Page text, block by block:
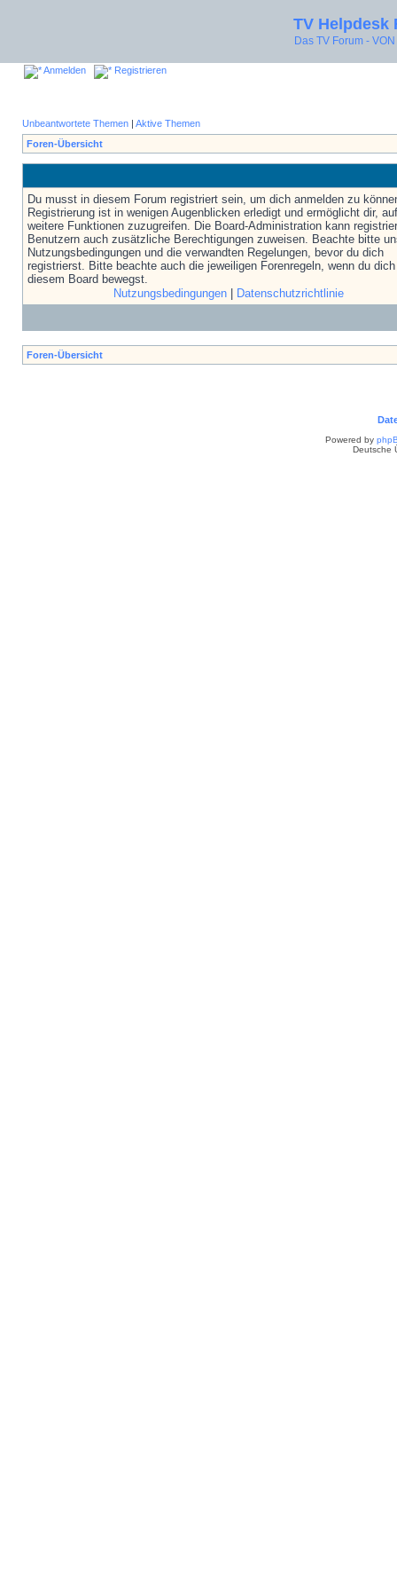
TV Helpdesk
Das TV Forum -
Anmelden Registrieren
Unbeantwortete Themen | Aktive Themen
Foren-Übersicht
Du musst in diesem Forum registriert sein, um dich anmelden zu
Registrierung ist in wenigen Augenblicken erledigt und ermöglicht dir, auf
weitere Funktionen zuzugreifen. Die Board-Administration kann
Benutzern auch zusätzliche Berechtigungen zuweisen. Beachte bitte
Nutzungsbedingungen und die verwandten Regelungen, bevor du dich
registrierst. Bitte beachte auch die jeweiligen Forenregeln, wenn du
diesem Board bewegst.
Nutzungsbedingungen| Datenschutzrichtlinie
Foren-Übersicht
Powered by
Deutsche